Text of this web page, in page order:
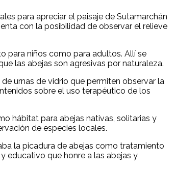
para apreciar el paisaje de Sutamarchán
con la posibilidad de observar el relieve
para niños como para adultos. Allí se
las abejas son agresivas por naturaleza.
urnas de vidrio que permiten observar la
sobre el uso terapéutico de los
hábitat para abejas nativas, solitarias y
de especies locales.
la picadura de abejas como tratamiento
educativo que honre a las abejas y